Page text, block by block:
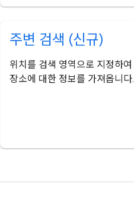
주변 검색 (신규)
위치를 검색 영역으로 지정하여
장소에 대한 정보를 가져옵니다.